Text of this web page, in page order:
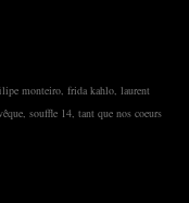
monteiro, frida kahlo, laurent
, souffle 14, tant que nos coeurs